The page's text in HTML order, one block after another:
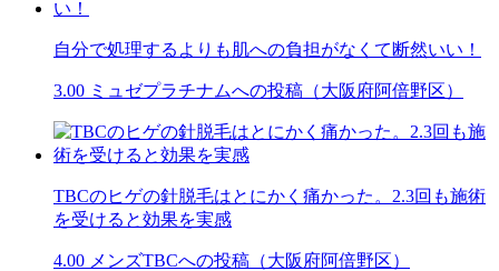
自分で処理するよりも肌への負担がなくて断然いい！
3.00 ミュゼプラチナムへの投稿（大阪府阿倍野区）
TBCのヒゲの針脱毛はとにかく痛かった。2.3回も施術
を受けると効果を実感
4.00 メンズTBCへの投稿（大阪府阿倍野区）